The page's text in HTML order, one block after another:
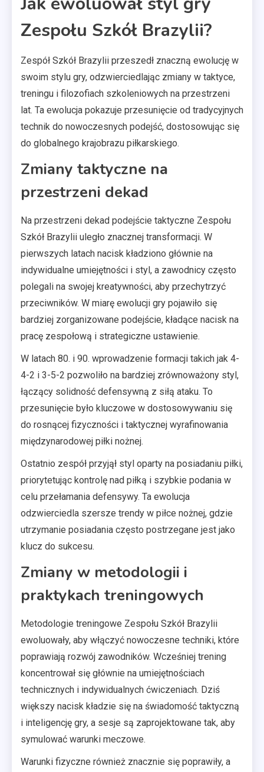
Zespołu Szkół Brazylii?
Zespół Szkół Brazylii przeszedł znaczną ewolucję w
swoim stylu gry, odzwierciedlając zmiany w taktyce,
treningu i filozofiach szkoleniowych na przestrzeni
lat. Ta ewolucja pokazuje przesunięcie od tradycyjnych
technik do nowoczesnych podejść, dostosowując się
do globalnego krajobrazu piłkarskiego.
Zmiany taktyczne na
przestrzeni dekad
Na przestrzeni dekad podejście taktyczne Zespołu
Szkół Brazylii uległo znacznej transformacji. W
pierwszych latach nacisk kładziono głównie na
indywidualne umiejętności i styl, a zawodnicy często
polegali na swojej kreatywności, aby przechytrzyć
przeciwników. W miarę ewolucji gry pojawiło się
bardziej zorganizowane podejście, kładące nacisk na
pracę zespołową i strategiczne ustawienie.
W latach 80. i 90. wprowadzenie formacji takich jak 4-
4-2 i 3-5-2 pozwoliło na bardziej zrównoważony styl,
łączący solidność defensywną z siłą ataku. To
przesunięcie było kluczowe w dostosowywaniu się
do rosnącej fizyczności i taktycznej wyrafinowania
międzynarodowej piłki nożnej.
Ostatnio zespół przyjął styl oparty na posiadaniu piłki,
priorytetując kontrolę nad piłką i szybkie podania w
celu przełamania defensywy. Ta ewolucja
odzwierciedla szersze trendy w piłce nożnej, gdzie
utrzymanie posiadania często postrzegane jest jako
klucz do sukcesu.
Zmiany w metodologii i
praktykach treningowych
Metodologie treningowe Zespołu Szkół Brazylii
ewoluowały, aby włączyć nowoczesne techniki, które
poprawiają rozwój zawodników. Wcześniej trening
koncentrował się głównie na umiejętnościach
technicznych i indywidualnych ćwiczeniach. Dziś
większy nacisk kładzie się na świadomość taktyczną
i inteligencję gry, a sesje są zaprojektowane tak, aby
symulować warunki meczowe.
Warunki fizyczne również znacznie się poprawiły, a